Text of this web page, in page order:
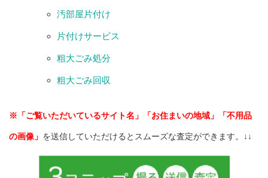
汚部屋片付け
片付けサービス
粗大ごみ処分
粗大ごみ回収
※「ご覧いただいているサイト名」「お住まいの地域」「不用品
の画像」 を送信していただけるとスムーズな査定ができます。↓↓